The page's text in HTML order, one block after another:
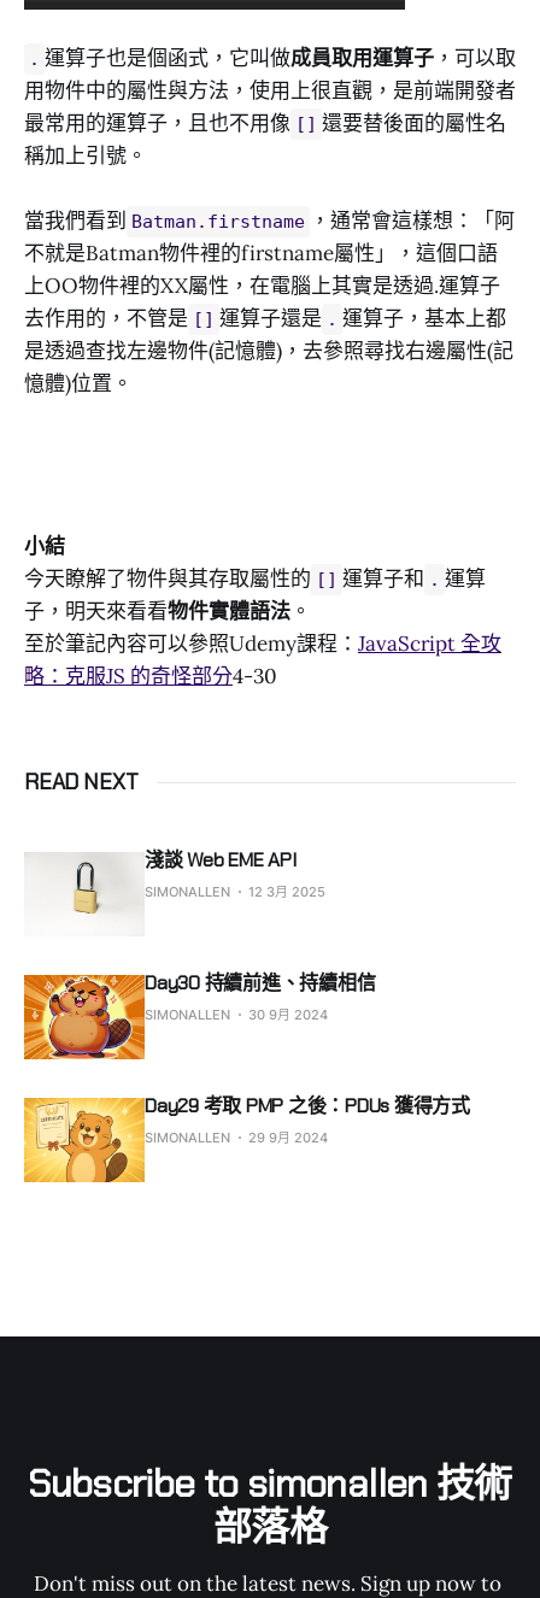
. 運算子也是個函式，它叫做成員取用運算子 ，可以取
用物件中的屬性與方法，使用上很直觀，是前端開發者
最常用的運算子，且也不用像 [] 還要替後面的屬性名
稱加上引號。
當我們看到 Batman.firstname ，通常會這樣想：「阿
不就是Batman物件裡的firstname屬性」，這個口語
上OO物件裡的XX屬性，在電腦上其實是透過.運算子
去作用的，不管是 [] 運算子還是 . 運算子，基本上都
是透過查找左邊物件(記憶體)，去參照尋找右邊屬性(記
憶體)位置。
小結
今天瞭解了物件與其存取屬性的 [] 運算子和 . 運算
子，明天來看看物件實體語法 。
至於筆記內容可以參照Udemy課程： JavaScript 全攻
略：克服JS 的奇怪部分4-30
READ NEXT
淺談 Web EME API
SIMONALLEN 12 3月 2025
Day30 持續前進、持續相信
SIMONALLEN 30 9月 2024
Day29 考取 PMP 之後：PDUs 獲得方式
SIMONALLEN 29 9月 2024
Subscribe to simonallen 技術
部落格
Don't miss out on the latest news. Sign up now to